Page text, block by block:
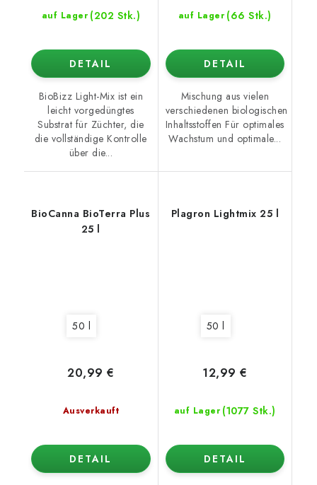
auf Lager (202 Stk.)
DETAIL
BioBizz Light-Mix ist ein
leicht vorgedüngtes
Substrat für Züchter, die
die vollständige Kontrolle
über die...
auf Lager (66 Stk.)
DETAIL
Mischung aus vielen
verschiedenen biologischen
Inhaltsstoffen Für optimales
Wachstum und optimale...
BioCanna BioTerra Plus
25 l
50 l
Ausverkauft
20,99 €
DETAIL
Plagron Lightmix 25 l
50 l
auf Lager (1077 Stk.)
12,99 €
DETAIL